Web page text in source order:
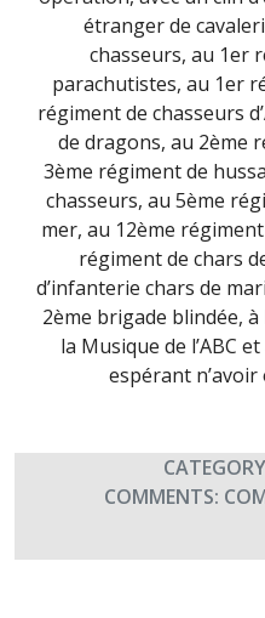
étranger de
chasseurs, au 1er
parachutistes, au 1er
régiment de chasseurs
de dragons, au 2ème
3ème régiment de
chasseurs, au 5ème
mer, au 12ème
régiment de chars
d’infanterie chars de
2ème brigade blindée,
la Musique de l’ABC
espérant
COMMENTS: